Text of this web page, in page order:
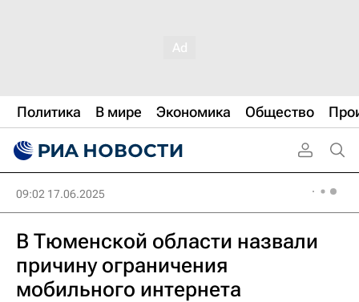
Политика В мире Экономика Общество
09:02 17.06.2025
В Тюменской области назвали
причину ограничения
мобильного интернета